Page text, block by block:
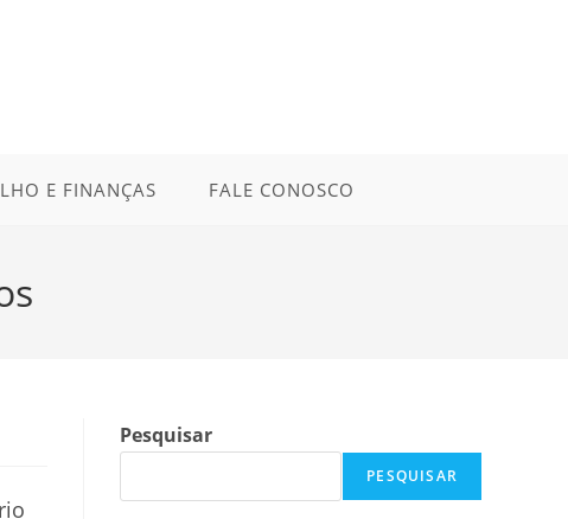
E FINANÇAS FALE CONOSCO
Pesquisar
PESQUISAR